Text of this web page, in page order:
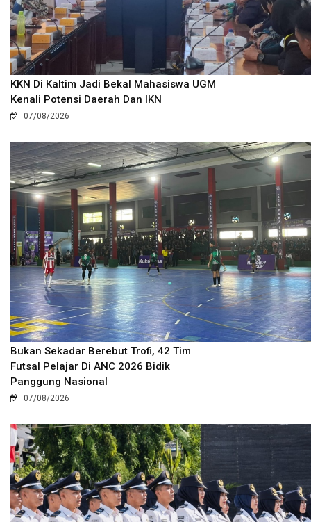
KKN Di Kaltim Jadi Bekal Mahasiswa UGM
Kenali Potensi Daerah Dan IKN
07/08/2026
Bukan Sekadar Berebut Trofi, 42 Tim
Futsal Pelajar Di ANC 2026 Bidik
Panggung Nasional
07/08/2026